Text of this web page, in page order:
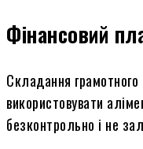
Фінансовий
Складання
використовувати
безконтрольно і не